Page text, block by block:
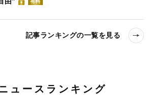
有料
記事ランキングの一覧を見る
ュースランキング